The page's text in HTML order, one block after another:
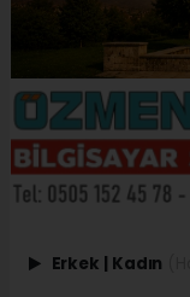
Erkek | Kadın